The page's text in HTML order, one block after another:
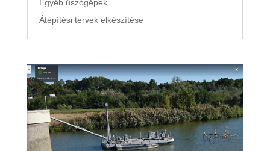
Egyéb úszógépek
Átépítési tervek elkészítése